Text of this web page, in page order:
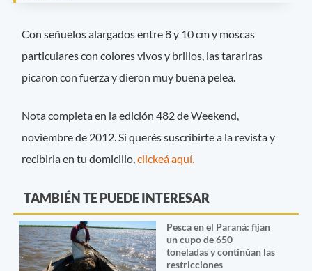
Con señuelos alargados entre 8 y 10 cm y moscas
particulares con colores vivos y brillos, las tarariras
picaron con fuerza y dieron muy buena pelea.
Nota completa en la edición 482 de Weekend,
noviembre de 2012. Si querés suscribirte a la revista y
recibirla en tu domicilio,clickeá aquí.
TAMBIÉN TE PUEDE INTERESAR
Pesca en el Paraná: fijan
un cupo de 650
toneladas y continúan las
restricciones